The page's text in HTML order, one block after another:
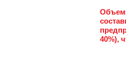
Объем
40%),